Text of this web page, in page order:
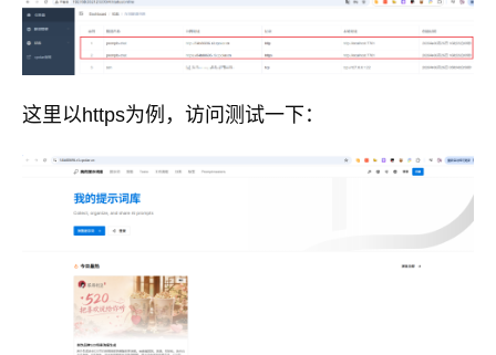
这里以https为例，访问测试一下：